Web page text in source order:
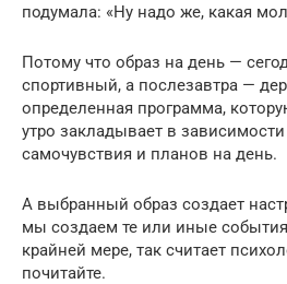
подумала: «Ну надо же, какая
Потому что образ на день —
спортивный, а послезавтра —
определенная программа,
утро закладывает в
самочувствия и планов на день.
А выбранный образ создает
мы создаем те или иные
крайней мере, так считает
почитайте.